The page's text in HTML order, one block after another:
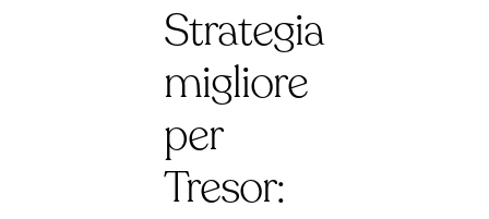
Strategia
migliore
per
Tresor: